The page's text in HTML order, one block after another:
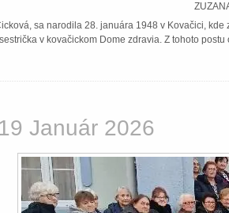
sa narodila 28. januára 1948 v Kovačici,
v kovačickom Dome zdravia. Z tohoto
Január 2026